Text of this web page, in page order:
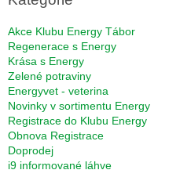
Akce Klubu Energy Tábor
Regenerace s Energy
Krása s Energy
Zelené potraviny
Energyvet - veterina
Novinky v sortimentu Energy
Registrace do Klubu Energy
Obnova Registrace
Doprodej
i9 informované láhve